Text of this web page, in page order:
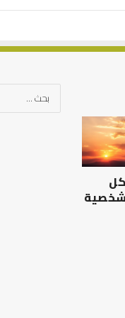
الرصيد
التربوي
والطفولة
المبكرة
..
كيف
شخصية